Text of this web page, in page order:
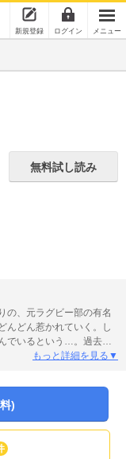
新規登録 ログイン メニュー
無料試し読み
の、元ラグビー部の有名
んどん惹かれていく。し
でいるという…。過去に
Silky」で超人気の、リ
04と、Yahoo!ブック
)
もっと詳細を見る▼
)